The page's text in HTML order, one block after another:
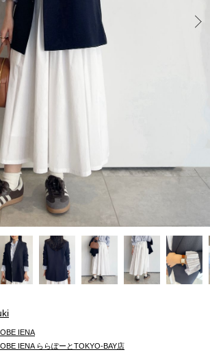
IENA
IENA ららぽーとTOKYO-BAY店